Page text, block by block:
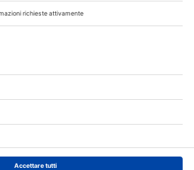
| P.iva 08056040960